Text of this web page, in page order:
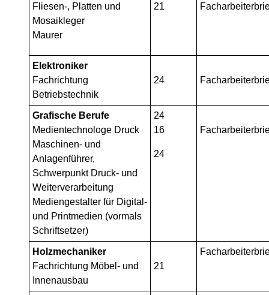
Fliesen-, Platten und
Mosaikleger
Maurer
21
Elektroniker
Fachrichtung
Betriebstechnik
24
Grafische Berufe
Medientechnologe Druck
Maschinen- und
Anlagenführer,
Schwerpunkt Druck- und
Weiterverarbeitung
Mediengestalter für Digital-
und Printmedien (vormals
Schriftsetzer)
24
16
24
Holzmechaniker
Fachrichtung Möbel- und
Innenausbau
21